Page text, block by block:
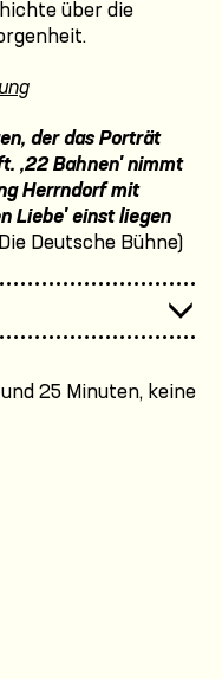
über die
der das Porträt
,22 Bahnen' nimmt
Herrndorf mit
Liebe' einst liegen
Deutsche Bühne)
25 Minuten, keine